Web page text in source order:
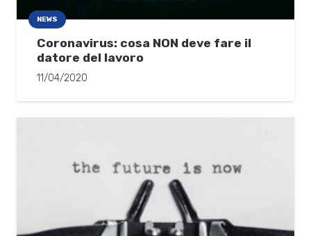
NEWS
Coronavirus: cosa NON deve fare il
datore del lavoro
11/04/2020